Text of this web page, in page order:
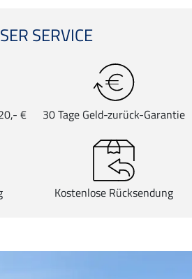
SERVICE
€ 30 Tage Geld-zurück-Garantie
Kostenlose Rücksendung